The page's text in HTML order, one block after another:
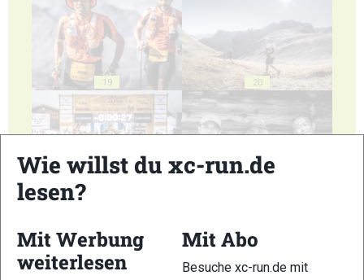
19 20
Wie willst du xc-run.de
lesen?
Mit Werbung
weiterlesen
Mit Abo
Besuche xc-run.de mit